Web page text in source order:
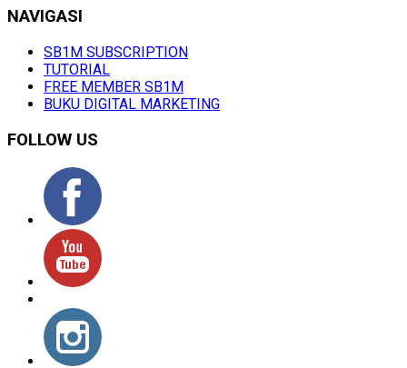
NAVIGASI
SB1M SUBSCRIPTION
TUTORIAL
FREE MEMBER SB1M
BUKU DIGITAL MARKETING
FOLLOW US